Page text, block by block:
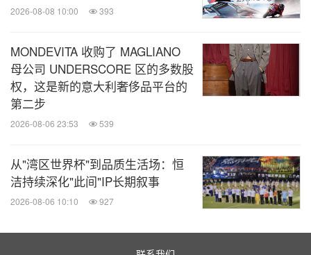
始祖鸟携手SKIP推出革命性外骨骼软壳裤
2026-08-08 10:00 393
MONDEVITA 收购了 MAGLIANO
母公司 UNDERSCORE 区的多数股
权，这是新的意大利奢侈品平台的
第二步
2026-08-06 23:53 539
从"湾区世界杯"到品质生活场：恒
洁持续深化"此间"IP长期叙事
2026-08-06 10:10 927